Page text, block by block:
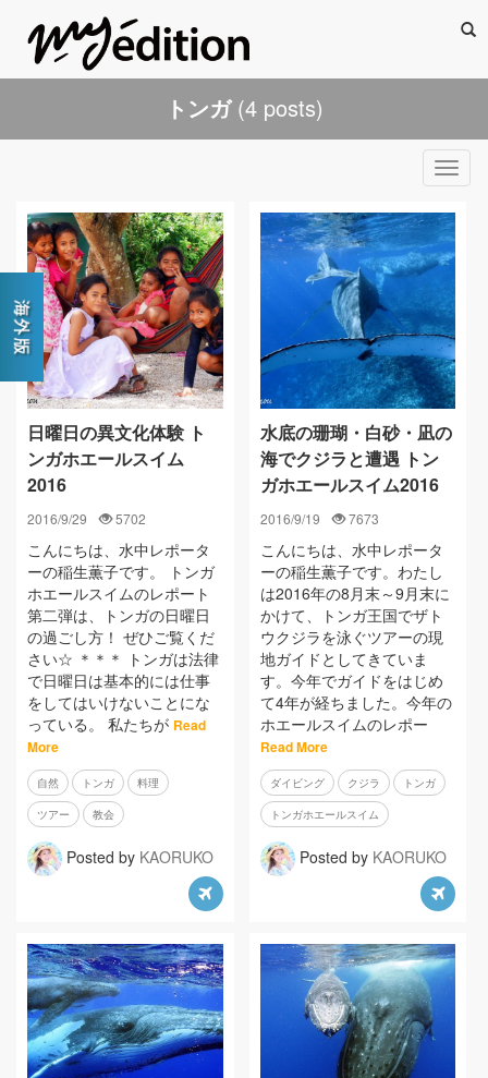
トンガ(4 posts)
日曜日の異文化体験 ト
ンガホエールスイム
2016
2016/9/29 5702
こんにちは、水中レポータ
ーの稲生薫子です。 トンガ
ホエールスイムのレポート
第二弾は、トンガの日曜日
の過ごし方！ ぜひご覧くだ
さい☆ ＊＊＊ トンガは法律
で日曜日は基本的には仕事
をしてはいけないことにな
っている。 私たちが Read
More
自然 トンガ 料理
ツアー 教会
Posted by KAORUKO
水底の珊瑚・白砂・凪の
海でクジラと遭遇 トン
ガホエールスイム2016
2016/9/19 7673
こんにちは、水中レポータ
ーの稲生薫子です。わたし
は2016年の8月末～9月末に
かけて、トンガ王国でザト
ウクジラを泳ぐツアーの現
地ガイドとしてきていま
す。今年でガイドをはじめ
て4年が経ちました。今年の
ホエールスイムのレポー
Read More
ダイビング クジラ トンガ
トンガホエールスイム
Posted by KAORUKO